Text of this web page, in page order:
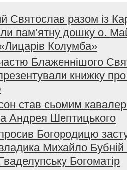
Святослав разом із
пам’ятну дошку о.
Колумба»
Блаженнішого
книжку
став сьомим
Андрея Шептицького
Богородицю
Михайло Бубній
Богоматір